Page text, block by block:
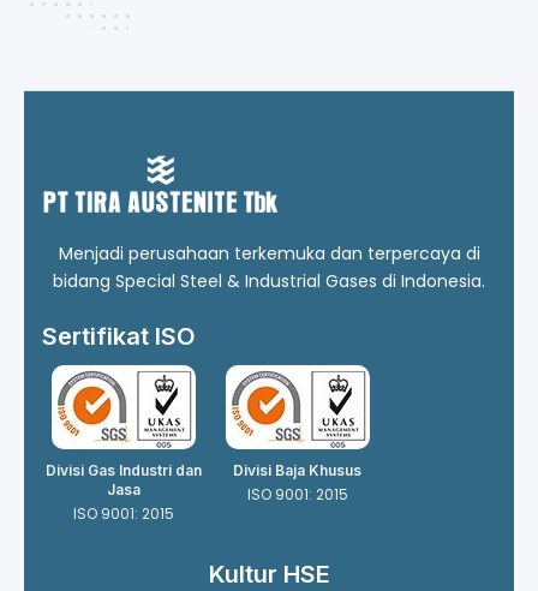
Menjadi perusahaan terkemuka dan terpercaya di
bidang Special Steel & Industrial Gases di Indonesia.
Sertifikat ISO
Divisi Gas Industri dan
Jasa
ISO 9001: 2015
Divisi Baja Khusus
ISO 9001: 2015
Kultur HSE